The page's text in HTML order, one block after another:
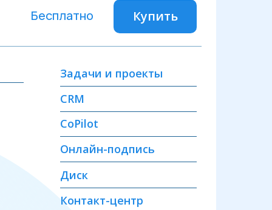
Бесплатно Купить
Задачи и проекты
CRM
Онлайн-подпись
CoPilot
Диск
Контакт-центр